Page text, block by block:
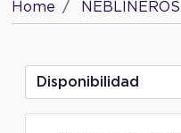
Home